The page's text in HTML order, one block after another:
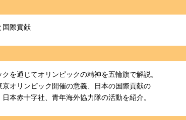
国際貢献
を通じてオリンピックの精神を五輪旗で解説。
京オリンピック開催の意義、日本の国際貢献の
本赤十字社、青年海外協力隊の活動を紹介。